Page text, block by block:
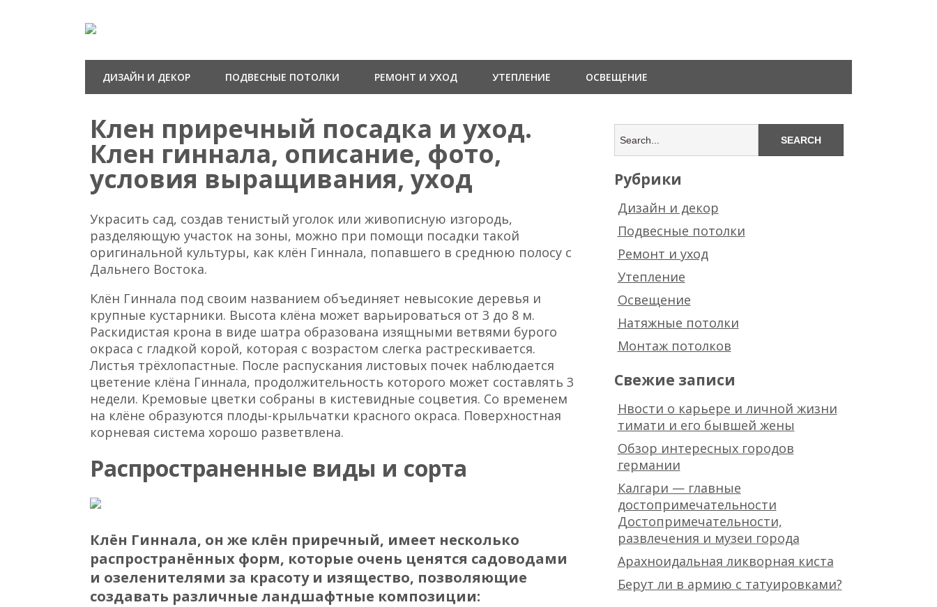
ДИЗАЙН И ДЕКОР ПОДВЕСНЫЕ ПОТОЛКИ РЕМОНТ И УХОД УТЕПЛЕНИЕ ОСВЕЩЕНИЕ
Клен приречный посадка и уход.
Клен гиннала, описание, фото,
условия выращивания, уход
Украсить сад, создав тенистый уголок или живописную изгородь,
разделяющую участок на зоны, можно при помощи посадки такой
оригинальной культуры, как клён Гиннала, попавшего в среднюю полосу с
Дальнего Востока.
Клён Гиннала под своим названием объединяет невысокие деревья и
крупные кустарники. Высота клёна может варьироваться от 3 до 8 м.
Раскидистая крона в виде шатра образована изящными ветвями бурого
окраса с гладкой корой, которая с возрастом слегка растрескивается.
Листья трёхлопастные. После распускания листовых почек наблюдается
цветение клёна Гиннала, продолжительность которого может составлять 3
недели. Кремовые цветки собраны в кистевидные соцветия. Со временем
на клёне образуются плоды-крыльчатки красного окраса. Поверхностная
корневая система хорошо разветвлена.
Распространенные виды и сорта
Клён Гиннала, он же клён приречный, имеет несколько
распространённых форм, которые очень ценятся садоводами
и озеленителями за красоту и изящество, позволяющие
создавать различные ландшафтные композиции:
Рубрики
Дизайн и декор
Подвесные потолки
Ремонт и уход
Утепление
Освещение
Натяжные потолки
Монтаж потолков
Свежие записи
Нвости о карьере и личной жизни
тимати и его бывшей жены
Обзор интересных городов
германии
Калгари — главные
достопримечательности
Достопримечательности,
развлечения и музеи города
Арахноидальная ликворная киста
Берут ли в армию с татуировками?